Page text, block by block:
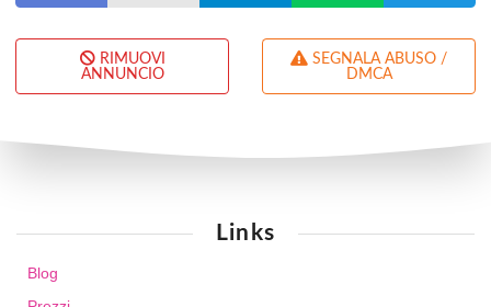
RIMUOVI
ANNUNCIO
DMCA
Links
Blog